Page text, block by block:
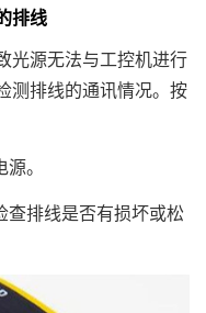
排线
源无法与工控机进行
测排线的通讯情况。按
。
排线是否有损坏或松